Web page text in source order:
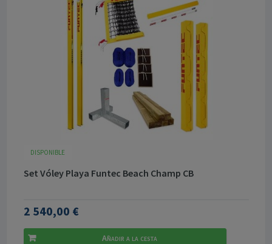
DISPONIBLE
Set Vóley Playa Funtec Beach Champ CB
2 540,00 €
Añadir a la cesta